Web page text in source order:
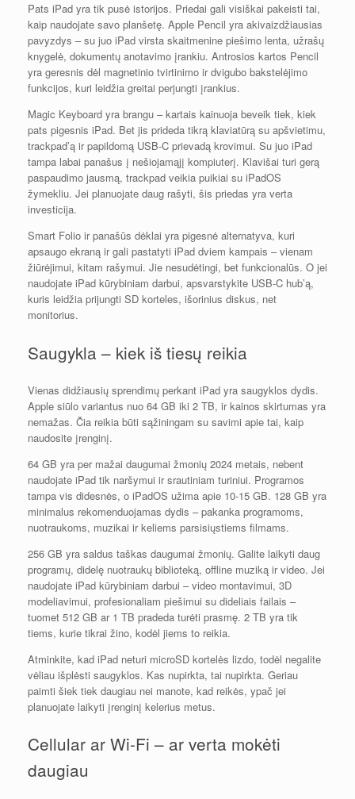
Pats iPad yra tik pusė istorijos. Priedai gali visiškai pakeisti tai,
kaip naudojate savo planšetę. Apple Pencil yra akivaizdžiausias
pavyzdys – su juo iPad virsta skaitmenine piešimo lenta, užrašų
knygelė, dokumentų anotavimo įrankiu. Antrosios kartos Pencil
yra geresnis dėl magnetinio tvirtinimo ir dvigubo bakstelėjimo
funkcijos, kuri leidžia greitai perjungti įrankius.
Magic Keyboard yra brangu – kartais kainuoja beveik tiek, kiek
pats pigesnis iPad. Bet jis prideda tikrą klaviatūrą su apšvietimu,
trackpad’ą ir papildomą USB-C prievadą krovimui. Su juo iPad
tampa labai panašus į nešiojamąjį kompiuterį. Klavišai turi gerą
paspaudimo jausmą, trackpad veikia puikiai su iPadOS
žymekliu. Jei planuojate daug rašyti, šis priedas yra verta
investicija.
Smart Folio ir panašūs dėklai yra pigesnė alternatyva, kuri
apsaugo ekraną ir gali pastatyti iPad dviem kampais – vienam
žiūrėjimui, kitam rašymui. Jie nesudėtingi, bet funkcionalūs. O jei
naudojate iPad kūrybiniam darbui, apsvarstykite USB-C hub’ą,
kuris leidžia prijungti SD korteles, išorinius diskus, net
monitorius.
Saugykla – kiek iš tiesų reikia
Vienas didžiausių sprendimų perkant iPad yra saugyklos dydis.
Apple siūlo variantus nuo 64 GB iki 2 TB, ir kainos skirtumas yra
nemažas. Čia reikia būti sąžiningam su savimi apie tai, kaip
naudosite įrenginį.
64 GB yra per mažai daugumai žmonių 2024 metais, nebent
naudojate iPad tik naršymui ir srautiniam turiniui. Programos
tampa vis didesnės, o iPadOS užima apie 10-15 GB. 128 GB yra
minimalus rekomenduojamas dydis – pakanka programoms,
nuotraukoms, muzikai ir keliems parsisiųstiems filmams.
256 GB yra saldus taškas daugumai žmonių. Galite laikyti daug
programų, didelę nuotraukų biblioteką, offline muziką ir video. Jei
naudojate iPad kūrybiniam darbui – video montavimui, 3D
modeliavimui, profesionaliam piešimui su dideliais failais –
tuomet 512 GB ar 1 TB pradeda turėti prasmę. 2 TB yra tik
tiems, kurie tikrai žino, kodėl jiems to reikia.
Atminkite, kad iPad neturi microSD kortelės lizdo, todėl negalite
vėliau išplėsti saugyklos. Kas nupirkta, tai nupirkta. Geriau
paimti šiek tiek daugiau nei manote, kad reikės, ypač jei
planuojate laikyti įrenginį kelerius metus.
Cellular ar Wi-Fi – ar verta mokėti
daugiau